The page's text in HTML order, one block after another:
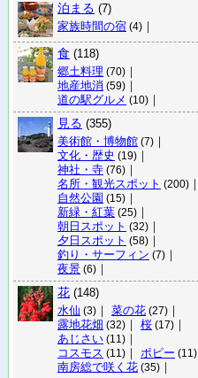
泊まる (7)
家族時間の宿 (4) ｜
食 (118)
郷土料理 (70) ｜
地産地消 (59) ｜
道の駅グルメ (10) ｜
見る (355)
美術館・博物館 (7) ｜
文化・歴史 (19) ｜
神社・寺 (76) ｜
名所・観光スポット (200) ｜
自然公園 (15) ｜
新緑・紅葉 (25) ｜
朝日スポット (32) ｜
夕日スポット (58) ｜
釣り・サーフィン (7) ｜
夜景 (6) ｜
花 (148)
水仙 (3) ｜ 菜の花 (27) ｜
露地花畑 (32) ｜ 桜 (17) ｜
あじさい (11) ｜
コスモス (11) ｜ ポピー (11)
南房総で咲く花 (35) ｜